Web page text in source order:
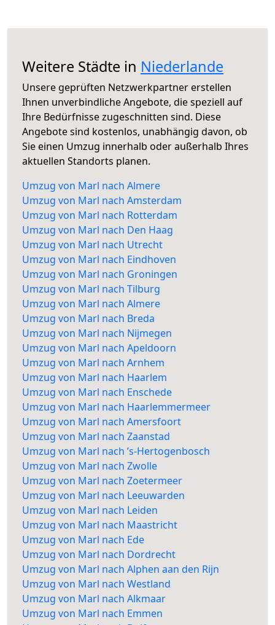
Weitere Städte in Niederlande
Unsere geprüften Netzwerkpartner erstellen
Ihnen unverbindliche Angebote, die speziell auf
Ihre Bedürfnisse zugeschnitten sind. Diese
Angebote sind kostenlos, unabhängig davon, ob
Sie einen Umzug innerhalb oder außerhalb Ihres
aktuellen Standorts planen.
Umzug von Marl nach Almere
Umzug von Marl nach Amsterdam
Umzug von Marl nach Rotterdam
Umzug von Marl nach Den Haag
Umzug von Marl nach Utrecht
Umzug von Marl nach Eindhoven
Umzug von Marl nach Groningen
Umzug von Marl nach Tilburg
Umzug von Marl nach Almere
Umzug von Marl nach Breda
Umzug von Marl nach Nijmegen
Umzug von Marl nach Apeldoorn
Umzug von Marl nach Arnhem
Umzug von Marl nach Haarlem
Umzug von Marl nach Enschede
Umzug von Marl nach Haarlemmermeer
Umzug von Marl nach Amersfoort
Umzug von Marl nach Zaanstad
Umzug von Marl nach ’s-Hertogenbosch
Umzug von Marl nach Zwolle
Umzug von Marl nach Zoetermeer
Umzug von Marl nach Leeuwarden
Umzug von Marl nach Leiden
Umzug von Marl nach Maastricht
Umzug von Marl nach Ede
Umzug von Marl nach Dordrecht
Umzug von Marl nach Alphen aan den Rijn
Umzug von Marl nach Westland
Umzug von Marl nach Alkmaar
Umzug von Marl nach Emmen